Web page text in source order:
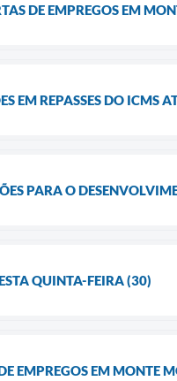
DE EMPREGOS EM
EM REPASSES DO ICMS
PARA O
QUINTA-FEIRA (30)
EMPREGOS EM MONTE